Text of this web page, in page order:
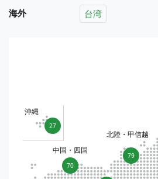
海外 台湾
79
北陸・甲信越
70
中国・四国
27
沖縄